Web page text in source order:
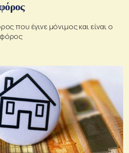
που έγινε μόνιμος και είναι ο